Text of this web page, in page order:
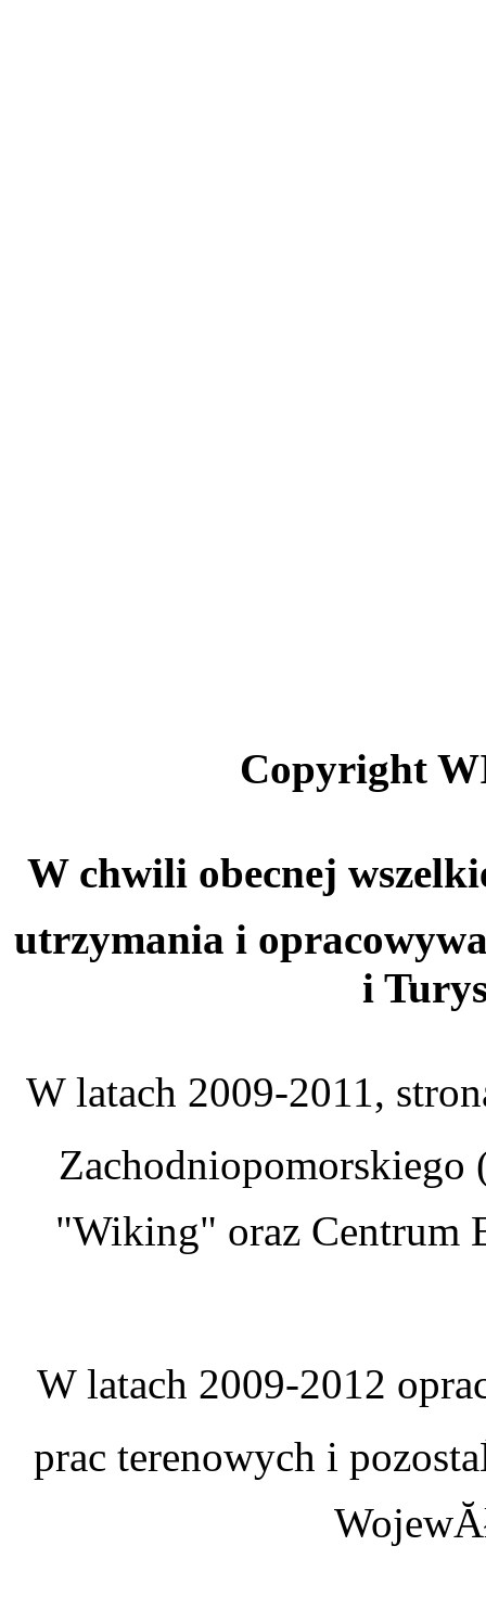
Copyright
W chwili obecnej
utrzymania i
i
W latach 2009-2011,
Zachodniopomorskiego
"Wiking" oraz
W latach 2009-2012
prac terenowych i